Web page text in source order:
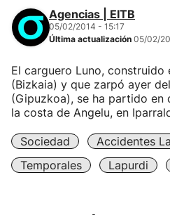
Agencias | EITB
05/02/2014 - 15:17
Última actualización 05/02/
El carguero Luno, construido
(Bizkaia) y que zarpó ayer
(Gipuzkoa), se ha partido en
la costa de Angelu, en
Sociedad Accidentes
Temporales
Lapurdi